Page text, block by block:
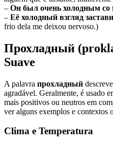
– Он был очень холодным со
– Её холодный взгляд
frio dela me deixou nervoso.)
Прохладный
Suave
A palavra прохладный
agradável. Geralmente, é usado
mais positivos ou neutros em
ver alguns exemplos e contextos
Clima e Temperatura